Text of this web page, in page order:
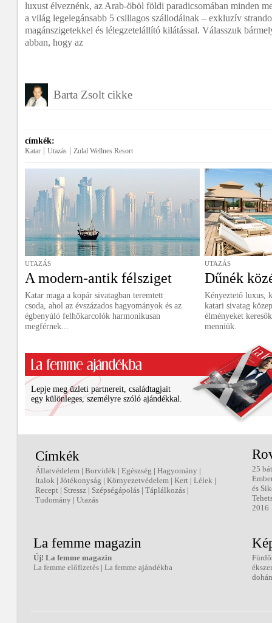
luxust élveznénk, az Arab-öböl földi paradicsomában minden
a világ legelegánsabb 5 csillagos szállodáinak – exkluzív
magánszigetekkel és lélegzetelállító kilátással. Válasszuk
abban, hogy az
Barta Zsolt cikke
címkék:
Katar Utazás Zulal Wellnes Resort
UTAZÁS
A modern-antik félsziget
Katar maga a kopár sivatagban teremtett
csoda, ahol az évszázados hagyományok és az
égbenyúló felhőkarcolók harmonikusan
megférnek...
UTAZÁS
Dűnék
Kényeztető luxus,
katari sivatag
élményeket
menniük.
Lepje meg üzleti partnereit, családtagjait
egy különleges, személyre szóló ajándékkal.
Címkék
Állatvédelem | Borvidék | Egészség | Hagyomány |
Italok | Jótékonyság | Környezetvédelem | Kert | Lélek |
Recept | Stressz | Szépségápolás | Táplálkozás |
Tudomány | Utazás
25
és
2016
La femme magazin
Új! La femme magazin
La femme előfizetés | La femme ajándékba